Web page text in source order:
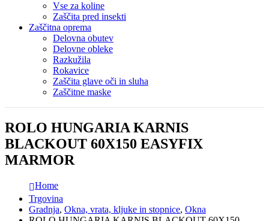
Vse za koline
Zaščita pred insekti
Zaščitna oprema
Delovna obutev
Delovne obleke
Razkužila
Rokavice
Zaščita glave oči in sluha
Zaščitne maske
ROLO HUNGARIA KARNIS
BLACKOUT 60X150 EASYFIX
MARMOR
Home
Trgovina
Gradnja, Okna, vrata, kljuke in stopnice, Okna